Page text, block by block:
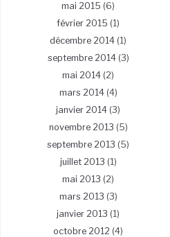
mai 2015 (6)
février 2015 (1)
décembre 2014 (1)
septembre 2014(3)
mai 2014 (2)
mars 2014(4)
janvier 2014 (3)
novembre 2013 (5)
septembre 2013 (5)
juillet 2013 (1)
mai 2013 (2)
mars 2013 (3)
janvier 2013 (1)
octobre 2012 (4)